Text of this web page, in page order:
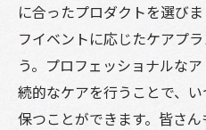
に合ったプロダクトを選び
フイベントに応じたケアプ
う。プロフェッショナルな
続的なケアを行うことで、
保つことができます。皆さ